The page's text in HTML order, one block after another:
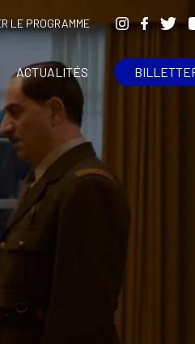
LE PROGRAMME
ACTUALITÉS